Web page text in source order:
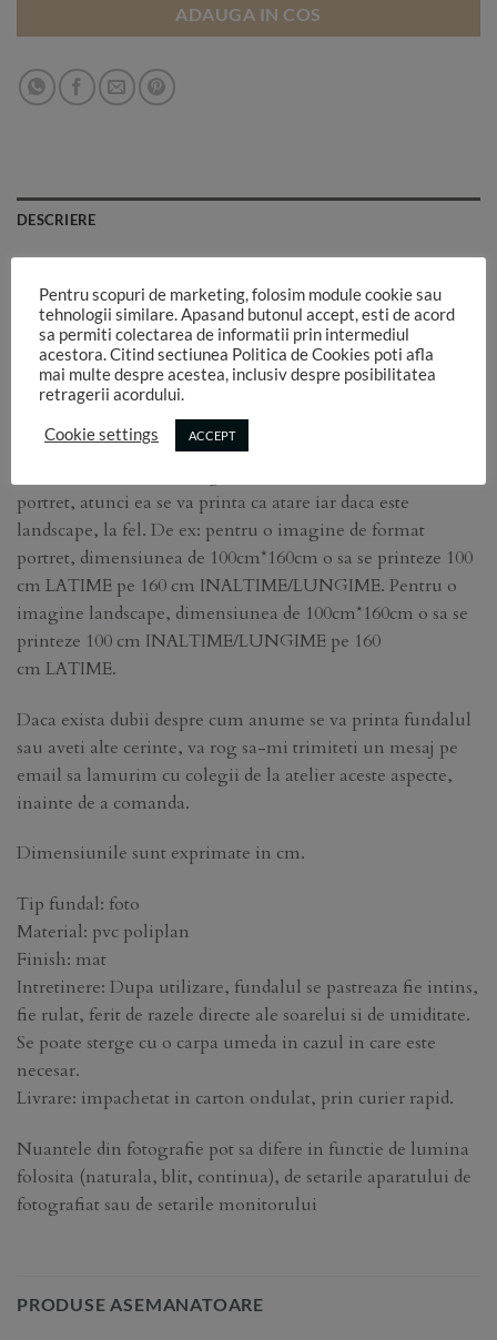
ADAUGA IN COS
DESCRIERE
Atentie! Aceste fundaluri pvc nu se afla pe stoc.Ele se
printeaza la comanda si nu se accepta retur. Numarul
imaginii dorite se afla in partea de jos a ecranului!
Livrarea dureaza 3-7 zile, functie de incarcarea atelierului.
portret, atunci ea se va printa ca atare iar daca este
landscape, la fel. De ex: pentru o imagine de format
portret, dimensiunea de 100cm*160cm o sa se printeze 100
cm LATIME pe 160 cm INALTIME/LUNGIME. Pentru o
imagine landscape, dimensiunea de 100cm*160cm o sa se
printeze 100 cm INALTIME/LUNGIME pe 160
cm LATIME.
Daca exista dubii despre cum anume se va printa fundalul
sau aveti alte cerinte, va rog sa-mi trimiteti un mesaj pe
email sa lamurim cu colegii de la atelier aceste aspecte,
inainte de a comanda.
Dimensiunile sunt exprimate in cm.
Tip fundal: foto
Material: pvc poliplan
Finish: mat
Intretinere: Dupa utilizare, fundalul se pastreaza fie intins,
fie rulat, ferit de razele directe ale soarelui si de umiditate.
Se poate sterge cu o carpa umeda in cazul in care este
necesar.
Livrare: impachetat in carton ondulat, prin curier rapid.
Nuantele din fotografie pot sa difere in functie de lumina
folosita (naturala, blit, continua), de setarile aparatului de
fotografiat sau de setarile monitorului
PRODUSE ASEMANATOARE
Pentru scopuri de marketing, folosim module cookie sau
tehnologii similare. Apasand butonul accept, esti de acord
sa permiti colectarea de informatii prin intermediul
acestora. Citind sectiunea Politica de Cookies poti afla
mai multe despre acestea, inclusiv despre posibilitatea
retragerii acordului.
Cookie settings ACCEPT